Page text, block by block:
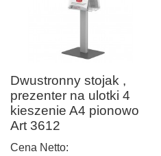
Dwustronny stojak ,
prezenter na ulotki 4
kieszenie A4 pionowo
Art 3612
Cena Netto: